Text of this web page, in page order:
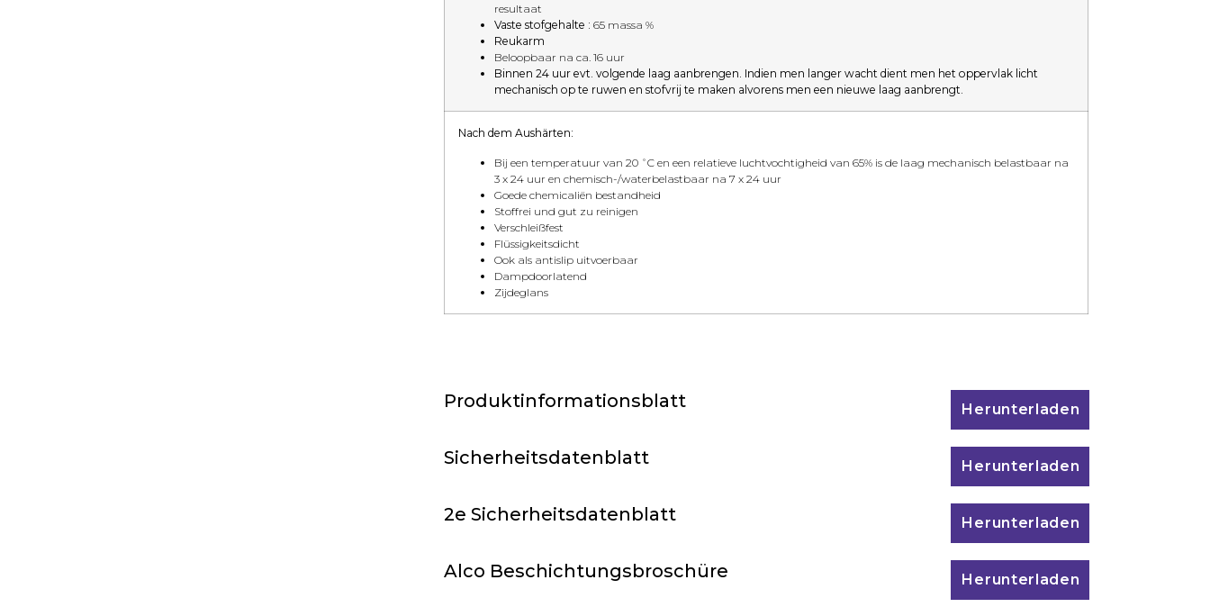
resultaat
Vaste stofgehalte : 65 massa %
Reukarm
Beloopbaar na ca. 16 uur
Binnen 24 uur evt. volgende laag aanbrengen. Indien men langer wacht dient men het oppervlak licht
mechanisch op te ruwen en stofvrij te maken alvorens men een nieuwe laag aanbrengt.
Nach dem Aushärten:
Bij een temperatuur van 20 ˚C en een relatieve luchtvochtigheid van 65% is de laag mechanisch belastbaar na
3 x 24 uur en chemisch-/waterbelastbaar na 7 x 24 uur
Goede chemicaliën bestandheid
Stoffrei und gut zu reinigen
Verschleißfest
Flüssigkeitsdicht
Ook als antislip uitvoerbaar
Dampdoorlatend
Zijdeglans
Produktinformationsblatt Herunterladen
Sicherheitsdatenblatt Herunterladen
2e Sicherheitsdatenblatt Herunterladen
Alco Beschichtungsbroschüre Herunterladen